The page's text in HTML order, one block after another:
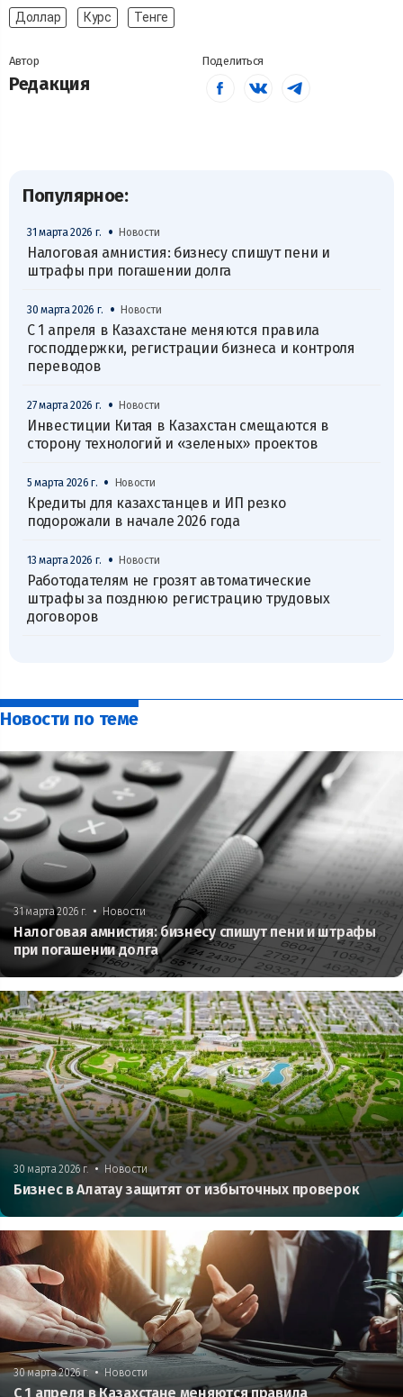
Доллар Курс Тенге
Автор
Редакция
Поделиться
Популярное:
31 марта 2026 г. • Новости
Налоговая амнистия: бизнесу спишут пени и
штрафы при погашении долга
30 марта 2026 г. • Новости
С 1 апреля в Казахстане меняются правила
господдержки, регистрации бизнеса и контроля
переводов
27 марта 2026 г. • Новости
Инвестиции Китая в Казахстан смещаются в
сторону технологий и «зеленых» проектов
5 марта 2026 г. • Новости
Кредиты для казахстанцев и ИП резко
подорожали в начале 2026 года
13 марта 2026 г. • Новости
Работодателям не грозят автоматические
штрафы за позднюю регистрацию трудовых
договоров
Новости по теме
31 марта 2026 г. • Новости
Налоговая амнистия: бизнесу спишут пени и штрафы
при погашении долга
30 марта 2026 г. • Новости
Бизнес в Алатау защитят от избыточных проверок
30 марта 2026 г. • Новости
С 1 апреля в Казахстане меняются правила